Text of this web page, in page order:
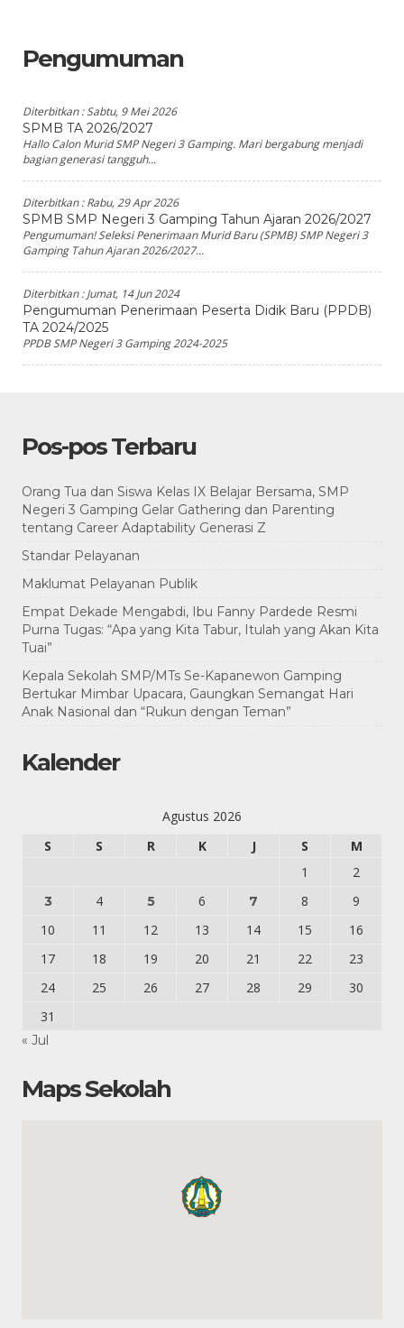
Pengumuman
Diterbitkan :Sabtu, 9 Mei 2026
SPMB TA 2026/2027
Hallo Calon Murid SMP Negeri 3 Gamping. Mari bergabung menjadi
bagian generasi tangguh...
Diterbitkan :Rabu, 29 Apr 2026
SPMB SMP Negeri 3 Gamping Tahun Ajaran 2026/2027
Pengumuman! Seleksi Penerimaan Murid Baru (SPMB) SMP Negeri 3
Gamping Tahun Ajaran 2026/2027...
Diterbitkan :Jumat, 14 Jun 2024
Pengumuman Penerimaan Peserta Didik Baru (PPDB)
TA 2024/2025
PPDB SMP Negeri 3 Gamping 2024-2025
Pos-pos Terbaru
Orang Tua dan Siswa Kelas IX Belajar Bersama, SMP
Negeri 3 Gamping Gelar Gathering dan Parenting
tentang Career Adaptability Generasi Z
Standar Pelayanan
Maklumat Pelayanan Publik
Empat Dekade Mengabdi, Ibu Fanny Pardede Resmi
Purna Tugas: “Apa yang Kita Tabur, Itulah yang Akan Kita
Tuai”
Kepala Sekolah SMP/MTs Se-Kapanewon Gamping
Bertukar Mimbar Upacara, Gaungkan Semangat Hari
Anak Nasional dan “Rukun dengan Teman”
Kalender
Agustus 2026
S
S R K J S
M
1
2
3 4 5 6 7 8
9
10
11 12 13 14 15
16
17
18 19 20 21 22
23
24
25 26 27 28 29
30
31
« Jul
Maps Sekolah